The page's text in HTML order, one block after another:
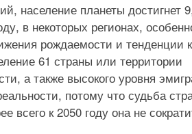
население планеты достигнет
в некоторых регионах,
рождаемости и тенденции к
61 страны или территории
а также высокого уровня
потому что судьба
всего к 2050 году она не